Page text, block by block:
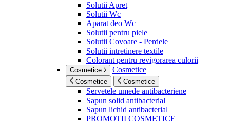
Solutii Apret
Solutii Wc
Aparat deo Wc
Solutii pentru piele
Solutii Covoare - Perdele
Solutii intretinere textile
Colorant pentru revigorarea culorii
Cosmetice Cosmetice
Cosmetice Cosmetice
Servetele umede antibacteriene
Sapun solid antibacterial
Sapun lichid antibacterial
PROMOTII COSMETICE